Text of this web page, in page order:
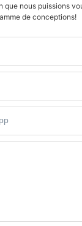
que nous puissions
de conceptions!